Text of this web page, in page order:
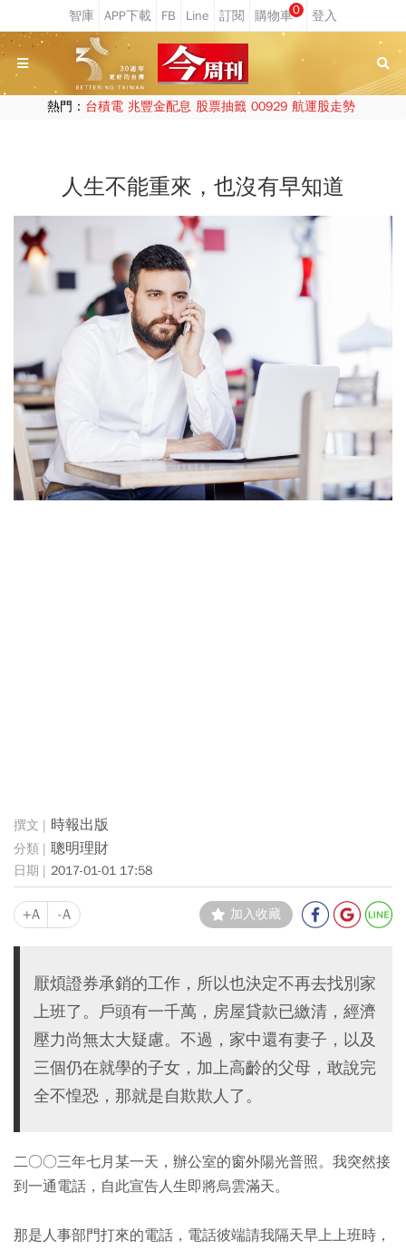
0
熱門： 台積電 兆豐金配息 股票抽籤 00929 航運股走勢
人生不能重來，也沒有早知道
時報出版
聰明理財
2017-01-01 17:58
+A -A 加入收藏
厭煩證券承銷的工作，所以也決定不再去找別家
上班了。戶頭有一千萬，房屋貸款已繳清，經濟
壓力尚無太大疑慮。不過，家中還有妻子，以及
三個仍在就學的子女，加上高齡的父母，敢說完
全不惶恐，那就是自欺欺人了。
二○○三年七月某一天，辦公室的窗外陽光普照。我突然接
到一通電話，自此宣告人生即將烏雲滿天。
那是人事部門打來的電話，電話彼端請我隔天早上上班時，